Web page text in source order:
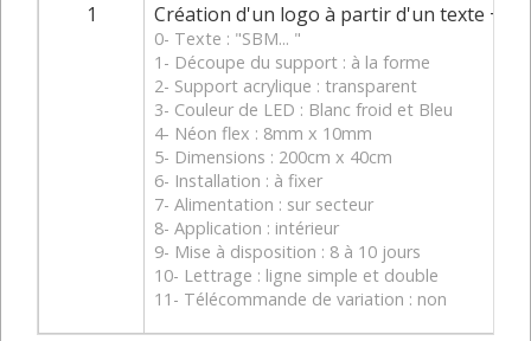
1
Création d'un logo à partir d'un texte +
0- Texte : "SBM... "
1- Découpe du support : à la forme
2- Support acrylique : transparent
3- Couleur de LED : Blanc froid et Bleu
4- Néon flex : 8mm x 10mm
5- Dimensions : 200cm x 40cm
6- Installation : à fixer
7- Alimentation : sur secteur
8- Application : intérieur
9- Mise à disposition : 8 à 10 jours
10- Lettrage : ligne simple et double
11- Télécommande de variation : non